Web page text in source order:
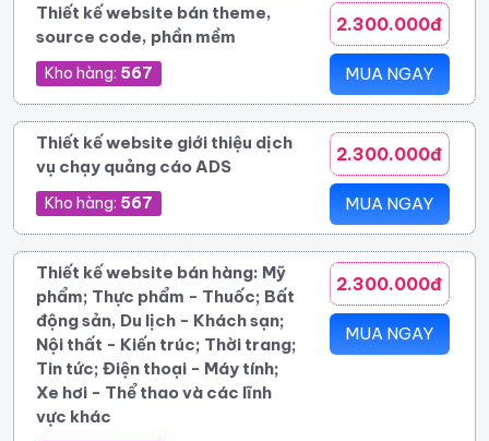
Thiết kế website bán theme,
source code, phần mềm
Kho hàng: 567
2.300.000đ
MUA NGAY
Thiết kế website giới thiệu dịch
vụ chạy quảng cáo ADS
Kho hàng: 567
2.300.000đ
MUA NGAY
Thiết kế website bán hàng: Mỹ
phẩm; Thực phẩm - Thuốc; Bất
động sản, Du lịch - Khách sạn;
Nội thất - Kiến trúc; Thời trang;
Tin tức; Điện thoại - Máy tính;
Xe hơi - Thể thao và các lĩnh
vực khác
2.300.000đ
MUA NGAY